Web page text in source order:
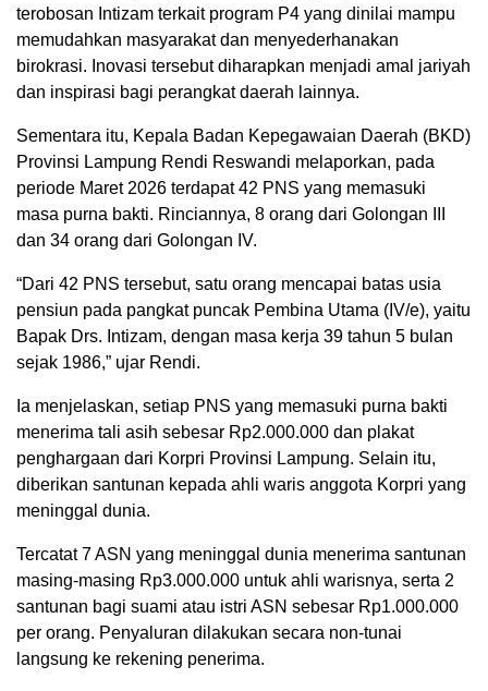
terobosan Intizam terkait program P4 yang dinilai mampu
memudahkan masyarakat dan menyederhanakan
birokrasi. Inovasi tersebut diharapkan menjadi amal jariyah
dan inspirasi bagi perangkat daerah lainnya.
Sementara itu, Kepala Badan Kepegawaian Daerah (BKD)
Provinsi Lampung Rendi Reswandi melaporkan, pada
periode Maret 2026 terdapat 42 PNS yang memasuki
masa purna bakti. Rinciannya, 8 orang dari Golongan III
dan 34 orang dari Golongan IV.
“Dari 42 PNS tersebut, satu orang mencapai batas usia
pensiun pada pangkat puncak Pembina Utama (IV/e), yaitu
Bapak Drs. Intizam, dengan masa kerja 39 tahun 5 bulan
sejak 1986,” ujar Rendi.
Ia menjelaskan, setiap PNS yang memasuki purna bakti
menerima tali asih sebesar Rp2.000.000 dan plakat
penghargaan dari Korpri Provinsi Lampung. Selain itu,
diberikan santunan kepada ahli waris anggota Korpri yang
meninggal dunia.
Tercatat 7 ASN yang meninggal dunia menerima santunan
masing-masing Rp3.000.000 untuk ahli warisnya, serta 2
santunan bagi suami atau istri ASN sebesar Rp1.000.000
per orang. Penyaluran dilakukan secara non-tunai
langsung ke rekening penerima.